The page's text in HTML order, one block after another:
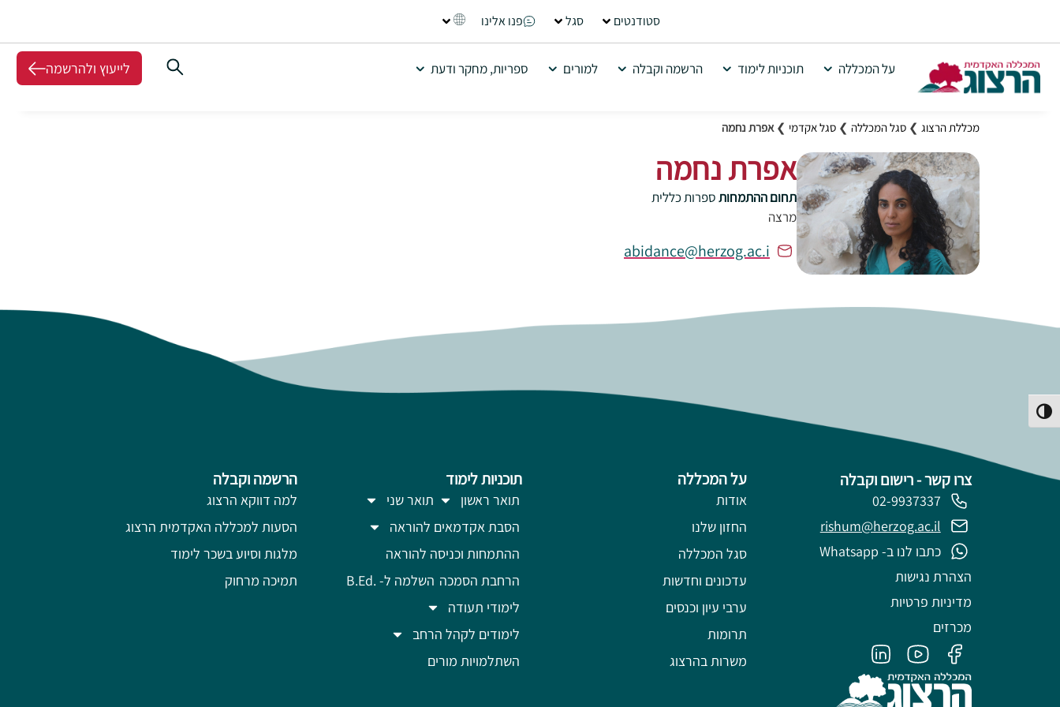
הפעל/כבה ניגודיות גבוהה
סטודנטים סגל פנו אלינו
על המכללה תוכניות לימוד הרשמה וקבלה למורים ספריות, מחקר ודעת לייעוץ ולהרשמה
מכללת הרצוג ❯ סגל המכללה ❯ סגל אקדמי ❯אפרת נחמה
אפרת נחמה
תחום ההתמחותספרות כללית
מרצה
abidance@herzog.ac.i
צרו קשר - רישום וקבלה
02-9937337
rishum@herzog.ac.il
כתבו לנו ב- Whatsapp
הצהרת נגישות
מדיניות פרטיות
מכרזים
על המכללה
אודות
החזון שלנו
סגל המכללה
עדכונים וחדשות
ערבי עיון וכנסים
תרומות
משרות בהרצוג
תוכניות לימוד
תואר ראשון
תואר שני
הסבת אקדמאים להוראה
ההתמחות וכניסה להוראה
הרחבת הסמכה השלמה ל- .B.Ed
לימודי תעודה
לימודים לקהל הרחב
השתלמויות מורים
הרשמה וקבלה
למה דווקא הרצוג
הסעות למכללה האקדמית הרצוג
מלגות וסיוע בשכר לימוד
תמיכה מרחוק